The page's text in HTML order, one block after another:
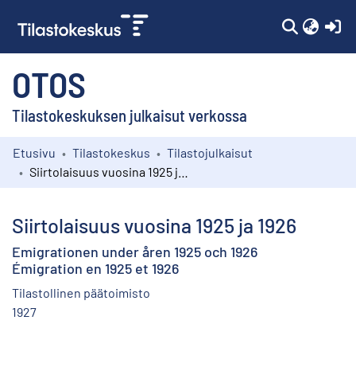
OTOS
Tilastokeskuksen julkaisut verkossa
Kokoelmat
Etusivu Tilastokeskus
Tilastojulkaisut
Siirtolaisuus vuosina 1925 ja 1926
Emigrationen under åren 1925 och 1926
Émigration en 1925 et 1926
Tilastollinen päätoimisto
1927